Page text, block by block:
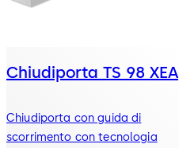
Chiudiporta TS 98 XEA
Chiudiporta con guida di
scorrimento con tecnologia